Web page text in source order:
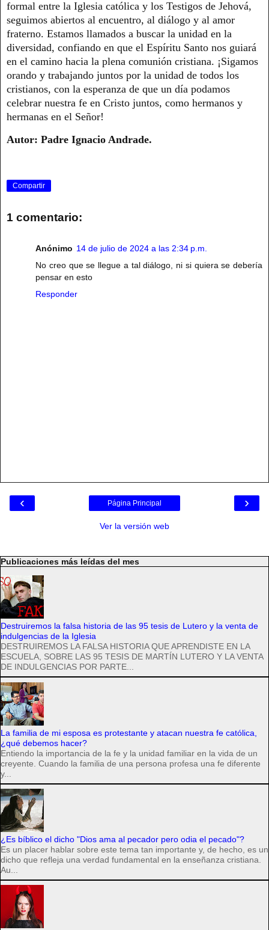
formal entre la Iglesia católica y los Testigos de Jehová,
seguimos abiertos al encuentro, al diálogo y al amor
fraterno. Estamos llamados a buscar la unidad en la
diversidad, confiando en que el Espíritu Santo nos guiará
en el camino hacia la plena comunión cristiana. ¡Sigamos
orando y trabajando juntos por la unidad de todos los
cristianos, con la esperanza de que un día podamos
celebrar nuestra fe en Cristo juntos, como hermanos y
hermanas en el Señor!
Autor: Padre Ignacio Andrade.
Compartir
1 comentario:
Anónimo 14 de julio de 2024 a las 2:34 p.m.
No creo que se llegue a tal diálogo, ni si quiera se debería
pensar en esto
Responder
‹ ›
Página Principal
Ver la versión web
Publicaciones más leídas del mes
Destruiremos la falsa historia de las 95 tesis de Lutero y la venta de
indulgencias de la Iglesia
DESTRUIREMOS LA FALSA HISTORIA QUE APRENDISTE EN LA
ESCUELA, SOBRE LAS 95 TESIS DE MARTÍN LUTERO Y LA VENTA
DE INDULGENCIAS POR PARTE...
La familia de mi esposa es protestante y atacan nuestra fe católica,
¿qué debemos hacer?
Entiendo la importancia de la fe y la unidad familiar en la vida de un
creyente. Cuando la familia de una persona profesa una fe diferente
y...
¿Es bíblico el dicho "Dios ama al pecador pero odia el pecado"?
Es un placer hablar sobre este tema tan importante y, de hecho, es un
dicho que refleja una verdad fundamental en la enseñanza cristiana.
Au...